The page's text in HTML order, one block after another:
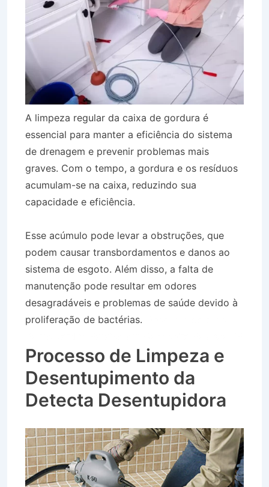
A limpeza regular da caixa de gordura é
essencial para manter a eficiência do sistema
de drenagem e prevenir problemas mais
graves. Com o tempo, a gordura e os resíduos
acumulam-se na caixa, reduzindo sua
capacidade e eficiência.
Esse acúmulo pode levar a obstruções, que
podem causar transbordamentos e danos ao
sistema de esgoto. Além disso, a falta de
manutenção pode resultar em odores
desagradáveis e problemas de saúde devido à
proliferação de bactérias.
Processo de Limpeza e
Desentupimento da
Detecta Desentupidora